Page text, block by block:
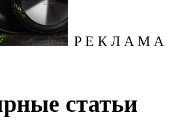
Р Е К Л А М А
статьи